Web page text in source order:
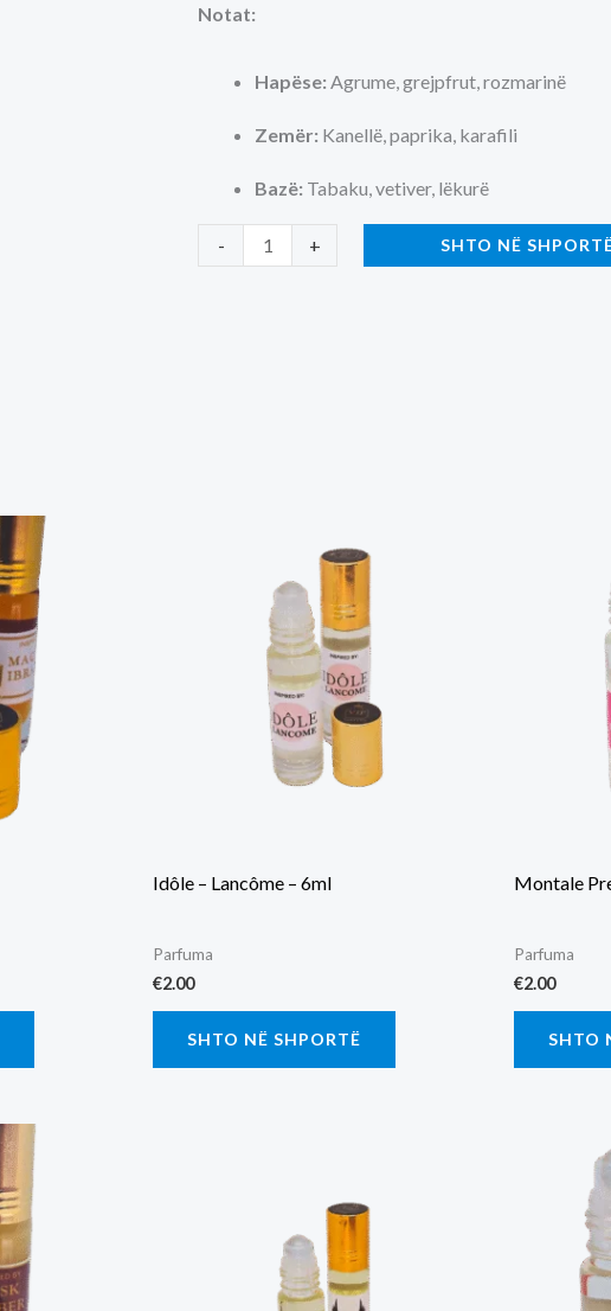
Notat:
Hapëse: Agrume, grejpfrut, rozmarinë
Zemër: Kanellë, paprika, karafili
Bazë: Tabaku, vetiver, lëkurë
-
Spicebomb
+ SHTO NË
Idôle – Lancôme – 6ml
Parfuma
€2.00
SHTO NË SHPORTË
Montale
Parfuma
€2.00
SHTO